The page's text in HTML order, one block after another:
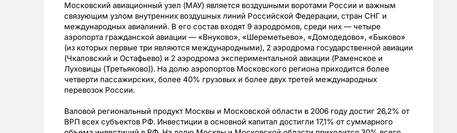
Московский авиационный узел (МАУ) является воздушными воротами России и важным
связующим узлом внутренних воздушных линий Российской Федерации, стран СНГ и
международных авиалиний. В его состав входят 9 аэродромов, среди них — четыре
аэропорта гражданской авиации — «Внуково», «Шереметьево», «Домодедово», «Быково»
(из которых первые три являются международными), 2 аэродрома государственной авиации
(Чкаловский и Остафьево) и 2 аэродрома экспериментальной авиации (Раменское и
Луховицы (Третьяково)). На долю аэропортов Московского региона приходится более
четверти пассажирских, более 40% грузовых и более двух третей международных
перевозок России.
Валовой региональный продукт Москвы и Московской области в 2006 году достиг 26,2% от
ВРП всех субъектов РФ. Инвестиции в основной капитал достигли 17,1% от суммарного